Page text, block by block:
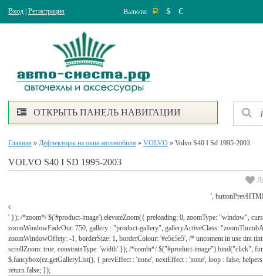
Вход Регистрация Валюта: Р $ €
ОТКРЫТЬ ПАНЕЛЬ НАВИГАЦИИ
Главная » Дефлекторы на окна автомобиля » VOLVO » Volvo S40 I Sd 1995-2003
VOLVO S40 I SD 1995-2003
',
' }); /*zoom*/ $('#product-image').elevateZoom({ preloading: 0, zoomType: "window",
zoomWindowFadeOut: 750, gallery : "product-gallery", galleryActiveClass:
zoomWindowOffety: -1, borderSize: 1, borderColour: '#e5e5e5', /* uncoment in use tint
scrollZoom: true, constrainType: 'width' }); /*combi*/ $("#product-image").bind("click",
$.fancybox(ez.getGalleryList(), { prevEffect : 'none', nextEffect : 'none', loop : false,
return false; });